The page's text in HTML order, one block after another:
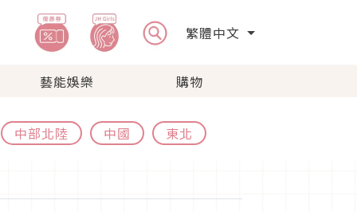
繁體中文
藝能娛樂 購物
中部北陸 中國 東北